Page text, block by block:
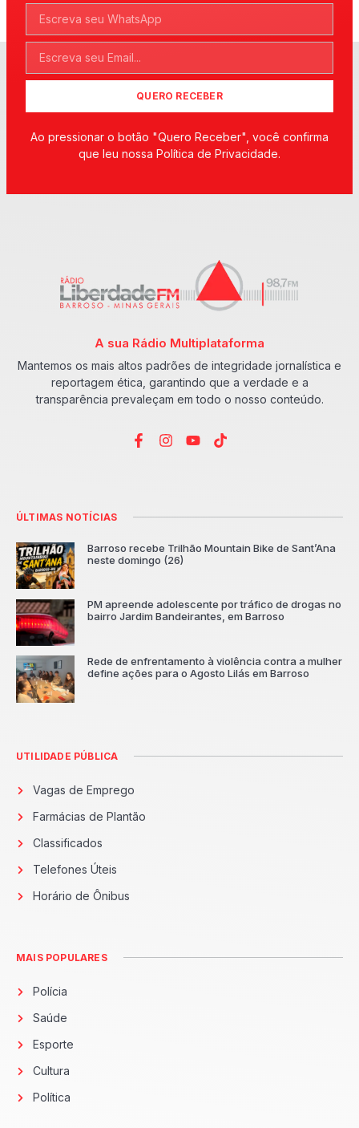
QUERO RECEBER
Ao pressionar o botão "Quero Receber", você confirma
que leu nossa Política de Privacidade.
A sua Rádio Multiplataforma
Mantemos os mais altos padrões de integridade jornalística e
reportagem ética, garantindo que a verdade e a
transparência prevaleçam em todo o nosso conteúdo.
ÚLTIMAS NOTÍCIAS
Barroso recebe Trilhão Mountain Bike de Sant’Ana
neste domingo (26)
PM apreende adolescente por tráfico de drogas no
bairro Jardim Bandeirantes, em Barroso
Rede de enfrentamento à violência contra a mulher
define ações para o Agosto Lilás em Barroso
UTILIDADE PÚBLICA
Vagas de Emprego
Farmácias de Plantão
Classificados
Telefones Úteis
Horário de Ônibus
MAIS POPULARES
Polícia
Saúde
Esporte
Cultura
Política